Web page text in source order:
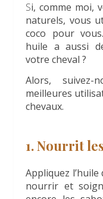
Si, comme moi, vous êtes adeptes des produits
naturels, vous
coco pour
huile a aussi
votre cheval ?
Alors,
meilleures
chevaux.
1. Nourrit
Appliquez
nourrir et